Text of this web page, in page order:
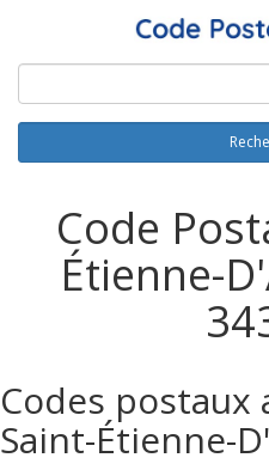
Code
Étienne-
Codes postaux
Saint-Étienne-